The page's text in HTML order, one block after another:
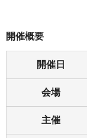
開催概要
開催日
会場
主催